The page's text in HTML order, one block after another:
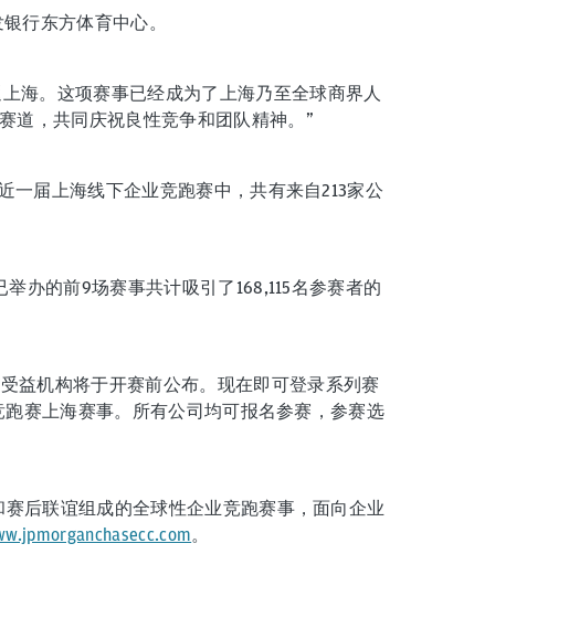
行东方体育中心。
海。这项赛事已经成为了上海乃至全球商界人
道，共同庆祝良性竞争和团队精神。”
一届上海线下企业竞跑赛中，共有来自213家公
办的前9场赛事共计吸引了168,115名参赛者的
益机构将于开赛前公布。现在即可登录系列赛
赛上海赛事。所有公司均可报名参赛，参赛选
后联谊组成的全球性企业竞跑赛事，面向企业
。